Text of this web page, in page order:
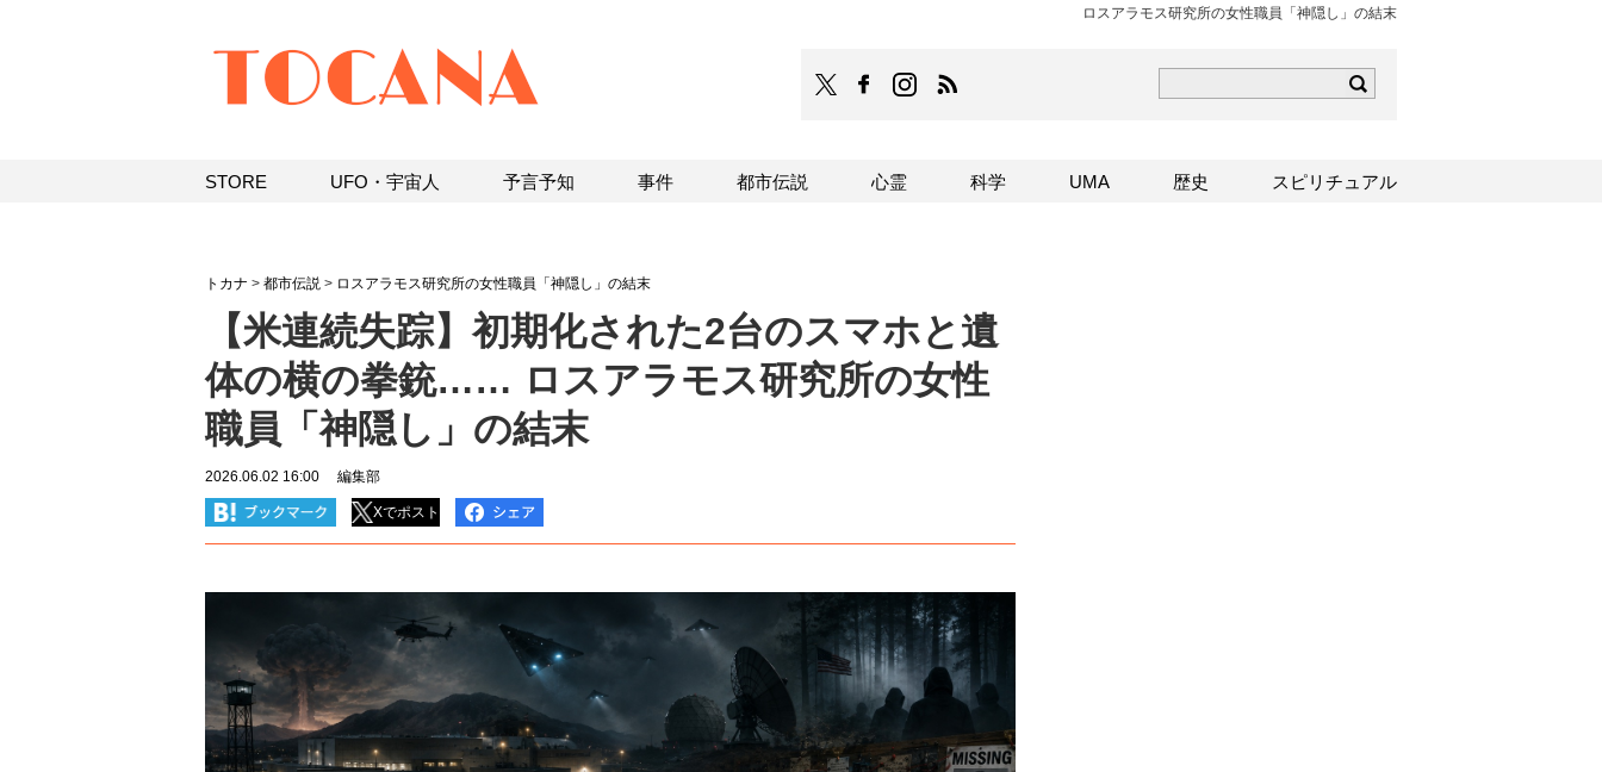
ロスアラモス研究所の女性職員「神隠し」の結末
TOCANAのFacebookはこちら
TOCANAのinstagramはこちら
トカナ > 都市伝説 > ロスアラモス研究所の女性職員「神隠し」の結末
【米連続失踪】初期化された2台のスマホと遺
体の横の拳銃…… ロスアラモス研究所の女性
職員「神隠し」の結末
2026.06.02 16:00 編集部
Xでポスト
STORE UFO・宇宙人 予言予知 事件 都市伝説 心霊 科学 UMA 歴史 スピリチュアル